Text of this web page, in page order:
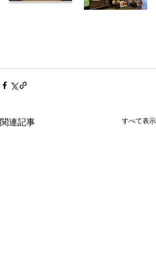
関連記事 すべて表示